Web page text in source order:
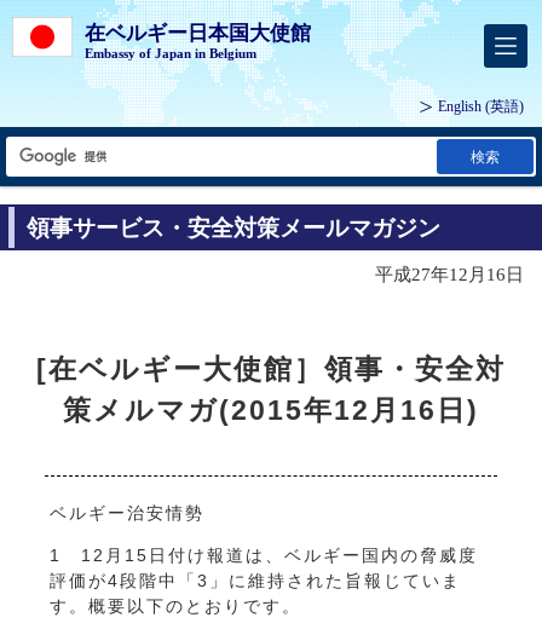
在ベルギー日本国大使館
Embassy of Japan in Belgium
English (英語)
検索
領事サービス・安全対策メールマガジン
平成27年12月16日
[在ベルギー大使館］領事・安全対
策メルマガ(2015年12月16日)
ベルギー治安情勢
1 12月15日付け報道は、ベルギー国内の脅威度
評価が4段階中「3」に維持された旨報じていま
す。概要以下のとおりです。